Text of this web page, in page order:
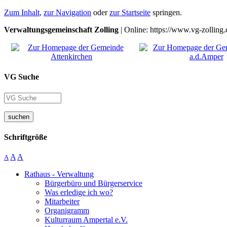
Zum Inhalt, zur Navigation oderzur Startseite springen.
Verwaltungsgemeinschaft Zolling | Online: https://www.vg-
VG Suche
suchen
Schriftgröße
A A A
Rathaus - Verwaltung
Bürgerbüro und Bürgerservice
Was erledige ich wo?
Mitarbeiter
Organigramm
Kulturraum Ampertal e.V.